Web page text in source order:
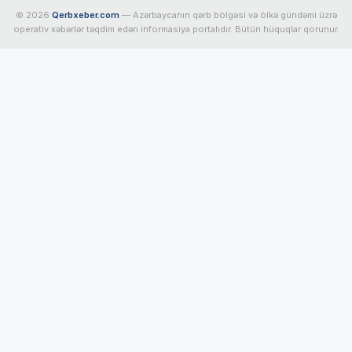
© 2026 Qerbxeber.com — Azərbaycanın qərb bölgəsi və ölkə gündəmi üzrə
operativ xəbərlər təqdim edən informasiya portalıdır. Bütün hüquqlar qorunur.